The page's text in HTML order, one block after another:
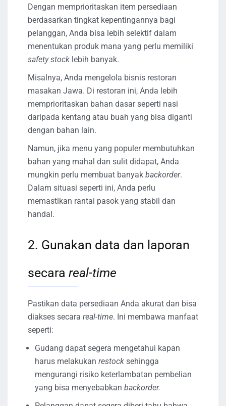
Dengan memprioritaskan item persediaan
berdasarkan tingkat kepentingannya bagi
pelanggan, Anda bisa lebih selektif dalam
menentukan produk mana yang perlu memiliki
safety stock lebih banyak.
Misalnya, Anda mengelola bisnis restoran
masakan Jawa. Di restoran ini, Anda lebih
memprioritaskan bahan dasar seperti nasi
daripada kentang atau buah yang bisa diganti
dengan bahan lain.
Namun, jika menu yang populer membutuhkan
bahan yang mahal dan sulit didapat, Anda
mungkin perlu membuat banyak backorder.
Dalam situasi seperti ini, Anda perlu
memastikan rantai pasok yang stabil dan
handal.
2. Gunakan data dan laporan
secara real-time
Pastikan data persediaan Anda akurat dan bisa
diakses secara real-time. Ini membawa manfaat
seperti:
Gudang dapat segera mengetahui kapan
harus melakukan restock sehingga
mengurangi risiko keterlambatan pembelian
yang bisa menyebabkan backorder.